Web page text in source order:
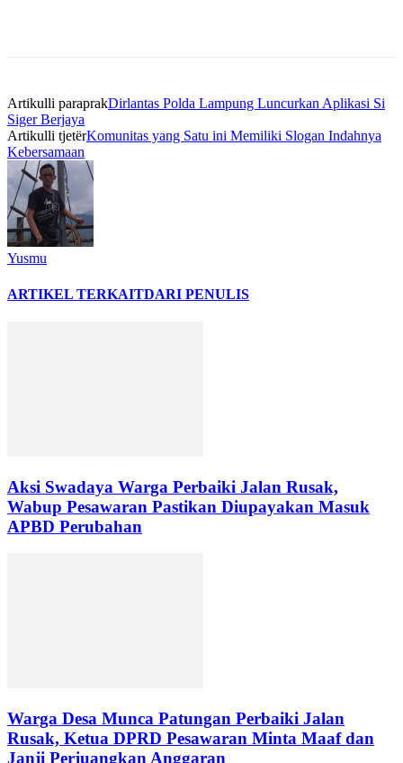
Artikulli paraprakDirlantas Polda Lampung Luncurkan Aplikasi Si
Siger Berjaya
Artikulli tjetërKomunitas yang Satu ini Memiliki Slogan Indahnya
Kebersamaan
Yusmu
ARTIKEL TERKAITDARI PENULIS
Aksi Swadaya Warga Perbaiki Jalan Rusak,
Wabup Pesawaran Pastikan Diupayakan Masuk
APBD Perubahan
Warga Desa Munca Patungan Perbaiki Jalan
Rusak, Ketua DPRD Pesawaran Minta Maaf dan
Janji Perjuangkan Anggaran